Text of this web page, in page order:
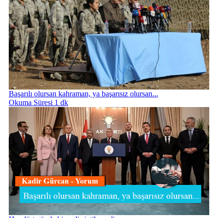
Başarılı olursan kahraman, ya başarısız olursan...
Okuma Süresi 1 dk